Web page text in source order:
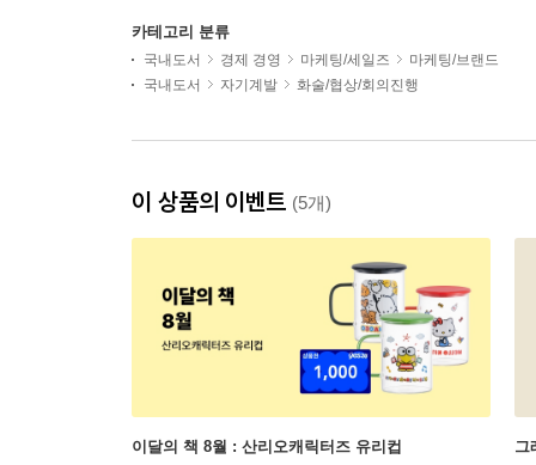
카테고리 분류
국내도서 경제 경영 마케팅/세일즈
마케팅/브랜드
국내도서
자기계발 화술/협상/회의진행
이 상품의 이벤트 (5개)
이달의 책 8월 : 산리오캐릭터즈 유리컵 그